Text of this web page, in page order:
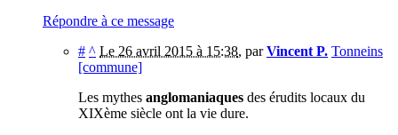
Répondre à ce message
# ^ Le 26 avril 2015 à 15:38, parVincent P. Tonneins
[commune]
Les mythes anglomaniaques des érudits locaux du
XIXème siècle ont la vie dure.